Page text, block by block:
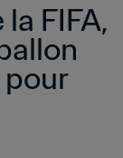
FIFA,